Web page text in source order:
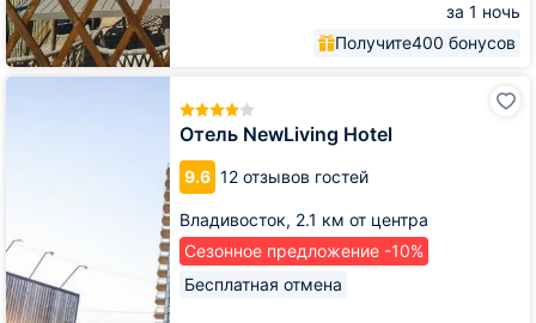
за 1 ночь
Получите400 бонусов
Отель NewLiving Hotel
9.6 12 отзывов гостей
Владивосток, 2.1 км от центра
Сезонное предложение -10%
Бесплатная отмена
Отель